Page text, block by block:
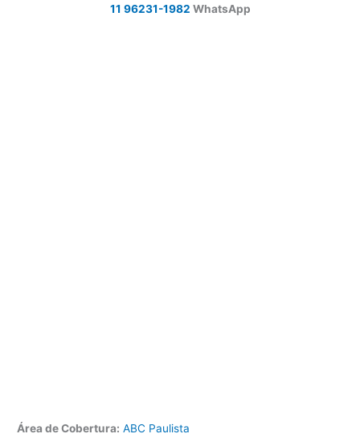
11 96231-1982 WhatsApp
Área de Cobertura: ABC Paulista